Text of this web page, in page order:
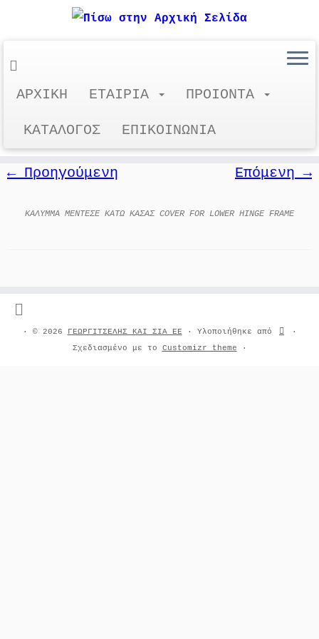
περιεχόμενο
ΑΡΧΙΚΗ ΕΤΑΙΡΙΑ ΠΡΟΙΟΝΤΑ
ΚΑΤΑΛΟΓΟΣ ΕΠΙΚΟΙΝΩΝΙΑ
← Προηγούμενη Επόμενη →
ΚΑΛΥΜΜΑ ΜΕΝΤΕΣΕ ΚΑΤΩ ΚΑΣΑΣ COVER FOR LOWER HINGE FRAME
· © 2026 ΓΕΩΡΓΙΤΣΕΛΗΣ ΚΑΙ ΣΙΑ ΕΕ · Υλοποιήθηκε από
·
Σχεδιασμένο με το Customizr theme ·